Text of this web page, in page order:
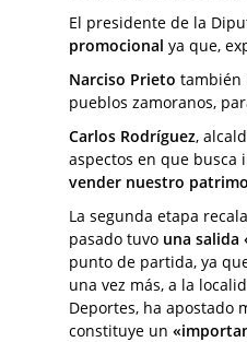
El presidente de la
promocional ya que,
Narciso Prieto también
pueblos zamoranos,
Carlos Rodríguez,
aspectos en que
vender nuestro
La segunda etapa
pasado tuvo una salida
punto de partida, ya
una vez más, a la
Deportes, ha apostado
constituye un